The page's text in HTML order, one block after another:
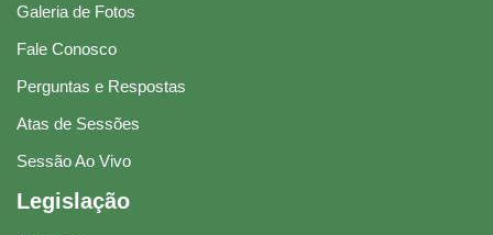
Galeria de Fotos
Fale Conosco
Perguntas e Respostas
Atas de Sessões
Sessão Ao Vivo
Legislação